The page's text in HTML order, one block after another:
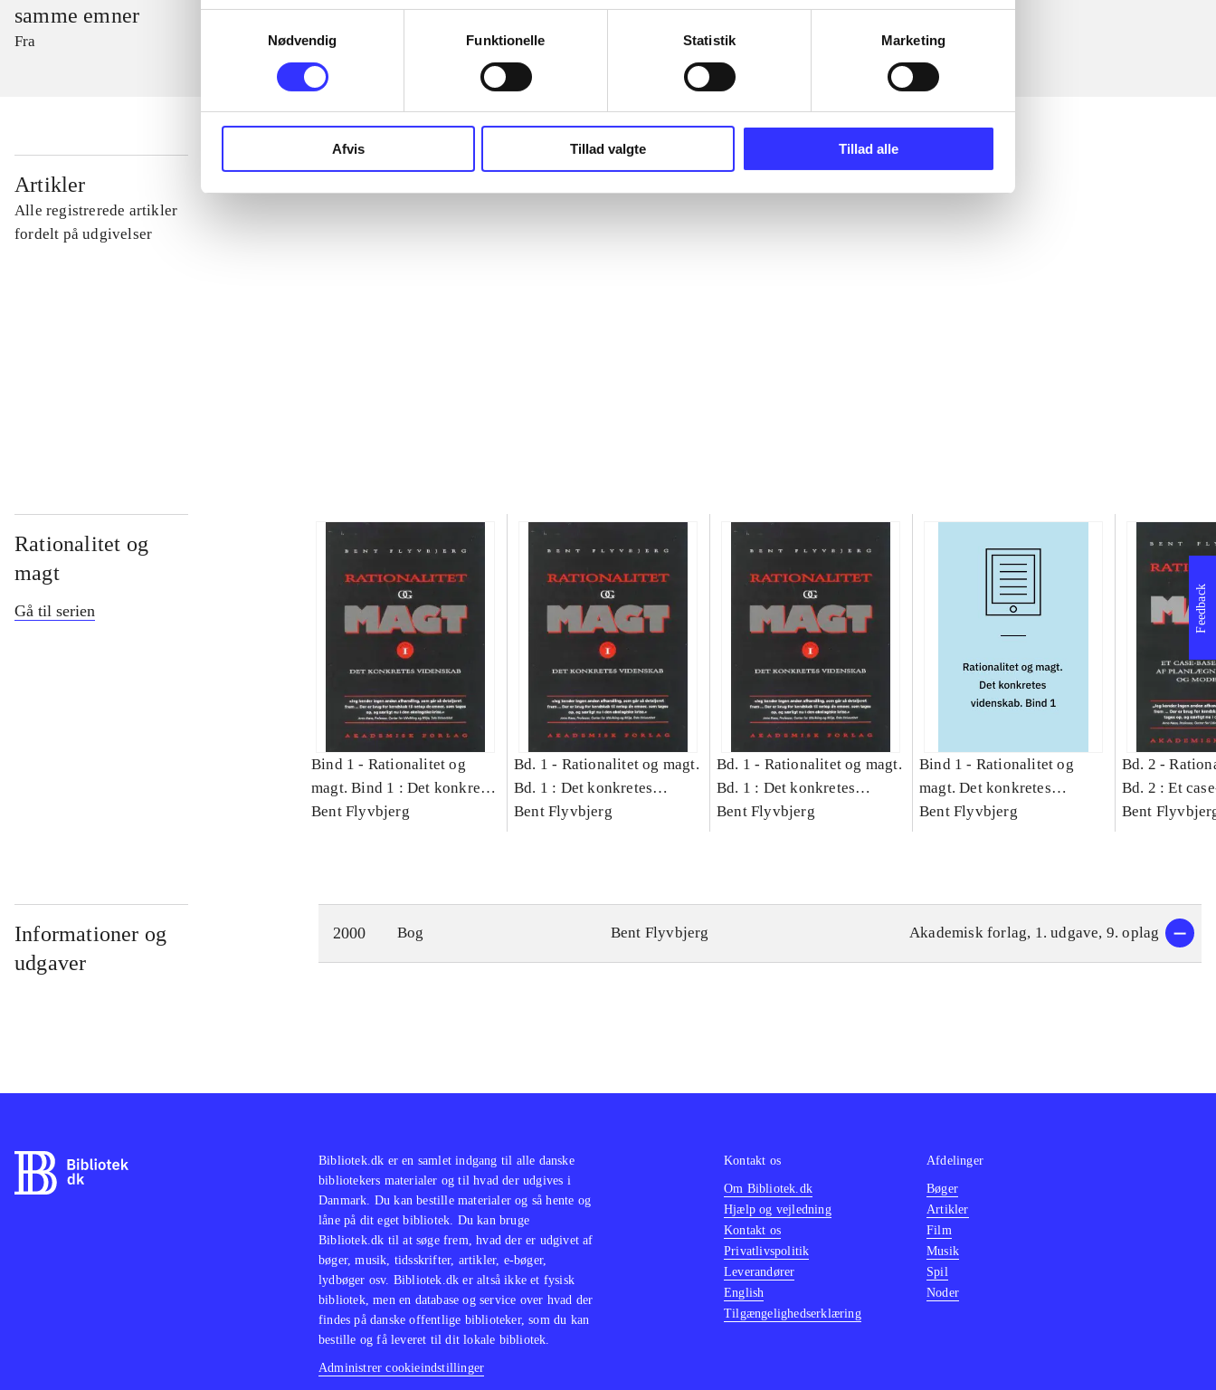
Nødvendig
Funktionelle Statistik Marketing
Afvis Tillad valgte Tillad alle
samme emner
Fra
Artikler
Alle registrerede artikler
fordelt på udgivelser
...
Rationalitet og
magt
Gå til serien
Bind 1 - Rationalitet og
magt. Bind 1 : Det konkretes
videnskab
Bent Flyvbjerg
Bd. 1 - Rationalitet og magt.
Bd. 1 : Det konkretes
videnskab
Bent Flyvbjerg
Bd. 1 - Rationalitet og magt.
Bd. 1 : Det konkretes
videnskab
Bent Flyvbjerg
Bind 1 - Rationalitet og
magt. Det konkretes
videnskab. Bind 1
Bent Flyvbjerg
Bd. 2 -
Bd. 2 : Et
studie af
Bent
Informationer og
udgaver
2000 Bog Bent Flyvbjerg Akademisk forlag, 1. udgave, 9. oplag
Feedback
Bibliotek.dk er en samlet indgang til alle danske
bibliotekers materialer og til hvad der udgives i
Danmark. Du kan bestille materialer og så hente og
låne på dit eget bibliotek. Du kan bruge
Bibliotek.dk til at søge frem, hvad der er udgivet af
bøger, musik, tidsskrifter, artikler, e-bøger,
lydbøger osv. Bibliotek.dk er altså ikke et fysisk
bibliotek, men en database og service over hvad der
findes på danske offentlige biblioteker, som du kan
bestille og få leveret til dit lokale bibliotek.
Administrer cookieindstillinger
Kontakt os
Om Bibliotek.dk
Hjælp og vejledning
Kontakt os
Privatlivspolitik
Leverandører
English
Tilgængelighedserklæring
Afdelinger
Bøger
Artikler
Film
Musik
Spil
Noder